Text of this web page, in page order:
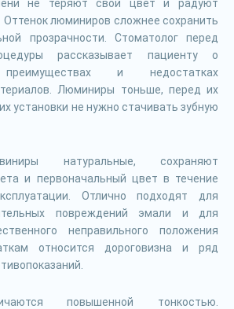
не теряют свой цвет и радуют
люминиров сложнее сохранить
прозрачности. Стоматолог перед
рассказывает пациенту о
и недостатках
Люминиры тоньше, перед их
установки не нужно стачивать зубную
натуральные, сохраняют
и первоначальный цвет в течение
Отлично подходят для
повреждений эмали и для
неправильного положения
относится дороговизна и ряд
повышенной тонкостью.